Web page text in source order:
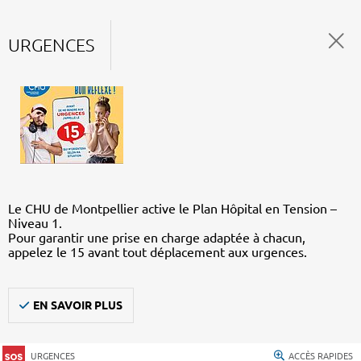
URGENCES
Le CHU de Montpellier active le Plan Hôpital en Tension –
Niveau 1.
Pour garantir une prise en charge adaptée à chacun,
appelez le 15 avant tout déplacement aux urgences.
EN SAVOIR PLUS
URGENCES ACCÈS RAPIDES